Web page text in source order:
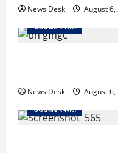
News Desk August 6,
उत्तराखंड स्पेशल
News Desk August 6,
उत्तराखंड स्पेशल